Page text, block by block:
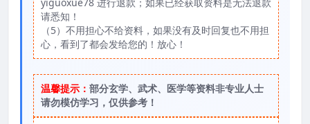
yiguoxue78 进行退款；如果已经获取资料是无法退款
请悉知！
（5）不用担心不给资料，如果没有及时回复也不用担
心，看到了都会发给您的！放心！
温馨提示： 部分玄学、武术、医学等资料非专业人士
请勿模仿学习，仅供参考！